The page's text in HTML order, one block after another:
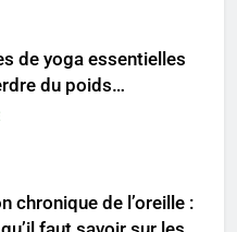
de yoga essentielles
du poids
et durable
chronique de l’oreille :